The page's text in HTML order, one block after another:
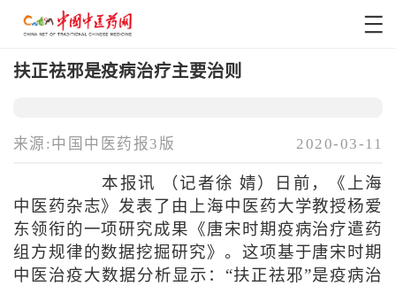
扶正祛邪是疫病治疗主要治则
来源:中国中医药报3版 2020-03-11
本报讯 （记者徐 婧）日前，《上海
中医药杂志》发表了由上海中医药大学教授杨爱
东领衔的一项研究成果《唐宋时期疫病治疗遣药
组方规律的数据挖掘研究》。这项基于唐宋时期
中医治疫大数据分析显示：“扶正祛邪”是疫病治